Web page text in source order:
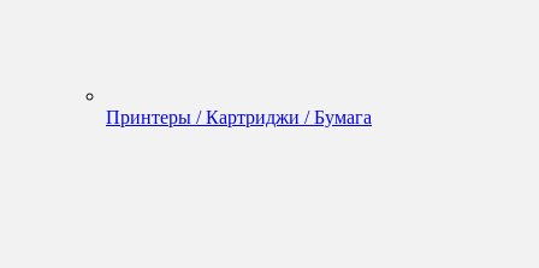
Принтеры / Картриджи / Бумага